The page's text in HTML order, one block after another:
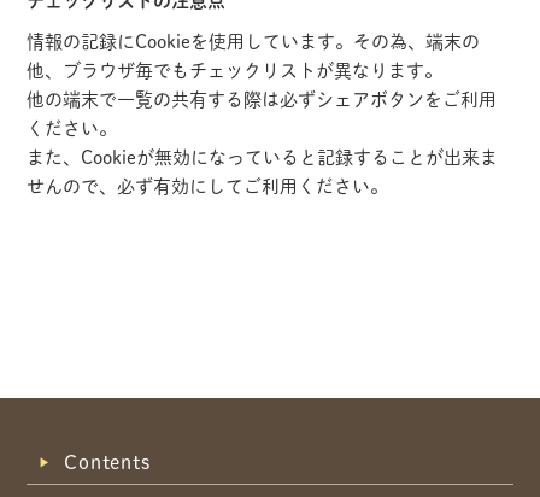
情報の記録にCookieを使用しています。その為、端末の
他、ブラウザ毎でもチェックリストが異なります。
他の端末で一覧の共有する際は必ずシェアボタンをご利用
ください。
また、Cookieが無効になっていると記録することが出来ま
せんので、必ず有効にしてご利用ください。
Contents